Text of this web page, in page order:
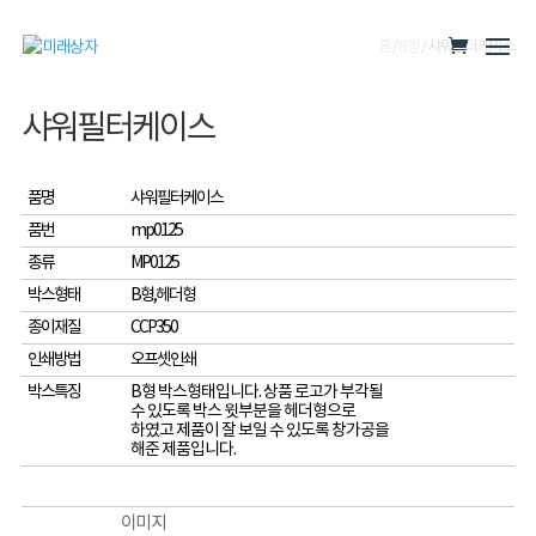
/ / 샤워필터케이스
샤워필터케이스
품명
샤워필터케이스
품번
mp0125
종류
MP0125
박스형태
B형,헤더형
종이재질
CCP350
인쇄방법
오프셋인쇄
박스특징
B형 박스형태입니다. 상품 로고가 부각될
수 있도록 박스 윗부분을 헤더형으로
하였고 제품이 잘 보일 수 있도록 창가공을
해준 제품입니다.
이미지